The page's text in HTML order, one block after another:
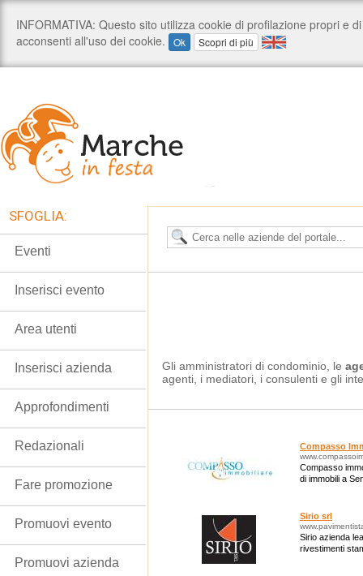
Gli amministratori di condominio, le
agenti, i mediatori, i consulenti e gli
Compasso
Compasso
di immobili a
Sirio srl
Sirio azienda
rivestimenti
SFOGLIA:
Eventi
Inserisci evento
Area utenti
Inserisci azienda
Approfondimenti
Redazionali
Fare promozione
Promuovi evento
Promuovi azienda